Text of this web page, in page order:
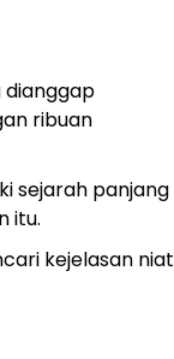
dianggap
ribuan
sejarah panjang
itu.
kejelasan niat